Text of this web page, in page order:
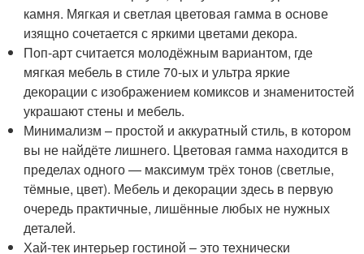
камня. Мягкая и светлая цветовая гамма в основе
изящно сочетается с яркими цветами декора.
Поп-арт считается молодёжным вариантом, где
мягкая мебель в стиле 70-ых и ультра яркие
декорации с изображением комиксов и знаменитостей
украшают стены и мебель.
Минимализм – простой и аккуратный стиль, в котором
вы не найдёте лишнего. Цветовая гамма находится в
пределах одного — максимум трёх тонов (светлые,
тёмные, цвет). Мебель и декорации здесь в первую
очередь практичные, лишённые любых не нужных
деталей.
Хай-тек интерьер гостиной – это технически